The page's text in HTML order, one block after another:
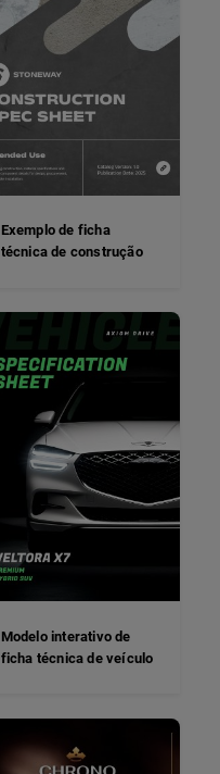
Exemplo de ficha
técnica de construção
Modelo interativo de
ficha técnica de veículo